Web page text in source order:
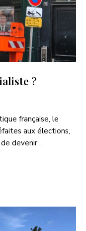
?
française, le
aux élections,
devenir …